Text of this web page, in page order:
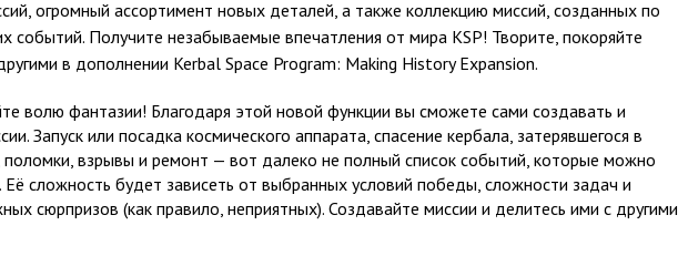
огромный ассортимент новых деталей, а также коллекцию миссий, созданных по
событий. Получите незабываемые впечатления от мира KSP! Творите, покоряйте
в дополнении Kerbal Space Program: Making History Expansion.
волю фантазии! Благодаря этой новой функции вы сможете сами создавать и
Запуск или посадка космического аппарата, спасение кербала, затерявшегося в
взрывы и ремонт — вот далеко не полный список событий, которые можно
сложность будет зависеть от выбранных условий победы, сложности задач и
сюрпризов (как правило, неприятных). Создавайте миссии и делитесь ими с другими